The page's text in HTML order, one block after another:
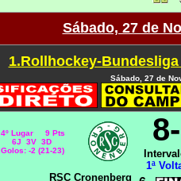
Sábado, 27 de
1.Rollhockey-Bundesliga
Sábado, 27 de
4º Lugar 9 Pts
6J 3V 3D
Golos: -2 (21-23)
1ª
RSC Cronenberg